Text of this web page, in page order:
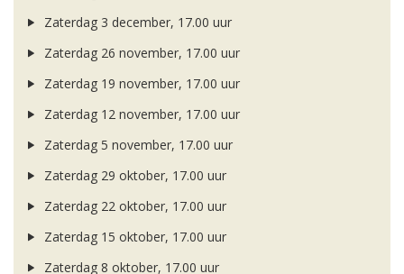
Zaterdag 3 december, 17.00 uur
Zaterdag 26 november, 17.00 uur
Zaterdag 19 november, 17.00 uur
Zaterdag 12 november, 17.00 uur
Zaterdag 5 november, 17.00 uur
Zaterdag 29 oktober, 17.00 uur
Zaterdag 22 oktober, 17.00 uur
Zaterdag 15 oktober, 17.00 uur
Zaterdag 8 oktober, 17.00 uur